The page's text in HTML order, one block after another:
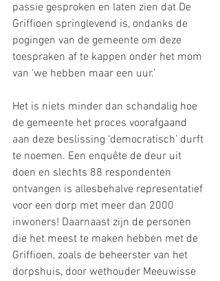
passie gesproken en laten zien dat De
Griffioen springlevend is, ondanks de
pogingen van de gemeente om deze
toespraken af te kappen onder het mom
van ‘we hebben maar een uur.’
Het is niets minder dan schandalig hoe
de gemeente het proces voorafgaand
aan deze beslissing ‘democratisch’ durft
te noemen. Een enquête de deur uit
doen en slechts 88 respondenten
ontvangen is allesbehalve representatief
voor een dorp met meer dan 2000
inwoners! Daarnaast zijn de personen
die het meest te maken hebben met de
Griffioen, zoals de beheerster van het
dorpshuis, door wethouder Meeuwisse